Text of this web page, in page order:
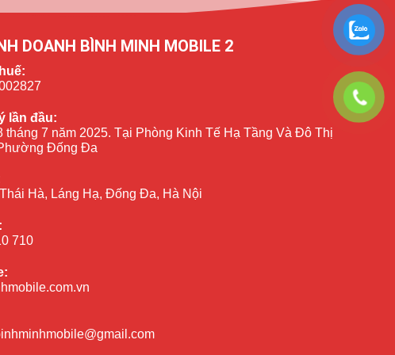
DOANH BÌNH MINH MOBILE 2
lần đầu:
tháng 7 năm 2025. Tại Phòng Kinh Tế Hạ Tầng Và Đô Thị
Đống Đa
Hà, Láng Hạ, Đống Đa, Hà Nội
710